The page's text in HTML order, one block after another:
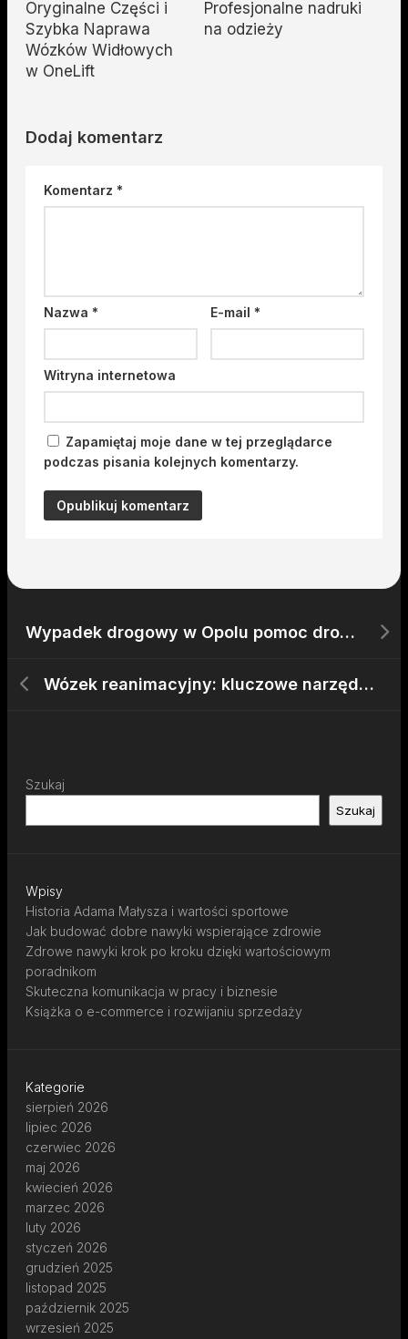
Oryginalne Części i
Szybka Naprawa
Wózków Widłowych
w OneLift
Profesjonalne nadruki
na odzieży
Dodaj komentarz
Komentarz *
Nazwa * E-mail*
Witryna internetowa
Zapamiętaj moje dane w tej przeglądarce
podczas pisania kolejnych komentarzy.
Wypadek drogowy w Opolu pomoc drogowa na miejscu
Wózek reanimacyjny: kluczowe narzędzie w ratowaniu życia pacjentów w nagłych sytuacjach
Szukaj
Szukaj
Wpisy
Historia Adama Małysza i wartości sportowe
Jak budować dobre nawyki wspierające zdrowie
Zdrowe nawyki krok po kroku dzięki wartościowym
poradnikom
Skuteczna komunikacja w pracy i biznesie
Książka o e-commerce i rozwijaniu sprzedaży
Kategorie
sierpień 2026
lipiec 2026
czerwiec 2026
maj 2026
kwiecień 2026
marzec 2026
luty 2026
styczeń 2026
grudzień 2025
listopad 2025
październik 2025
wrzesień 2025